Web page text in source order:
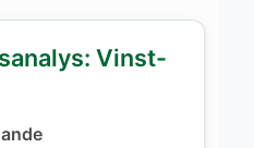
Vinst-